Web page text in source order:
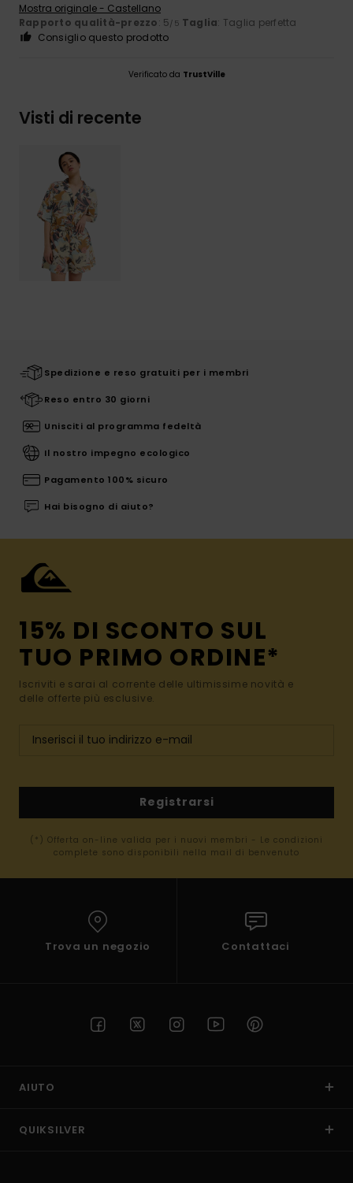
Mostra originale - Castellano
Rapporto qualità-prezzo: 5/5 Taglia: Taglia perfetta
Consiglio questo prodotto
Verificato da TrustVille
Visti di recente
Spedizione e reso gratuiti per i membri
Reso entro 30 giorni
Unisciti al programma fedeltà
Il nostro impegno ecologico
Pagamento 100% sicuro
Hai bisogno di aiuto?
15% DI SCONTO SUL
TUO PRIMO ORDINE*
Iscriviti e sarai al corrente delle ultimissime novità e
delle offerte più esclusive.
Registrarsi
(*) Offerta on-line valida per i nuovi membri - Le condizioni
complete sono disponibili nella mail di benvenuto
Trova un negozio Contattaci
AIUTO
QUIKSILVER